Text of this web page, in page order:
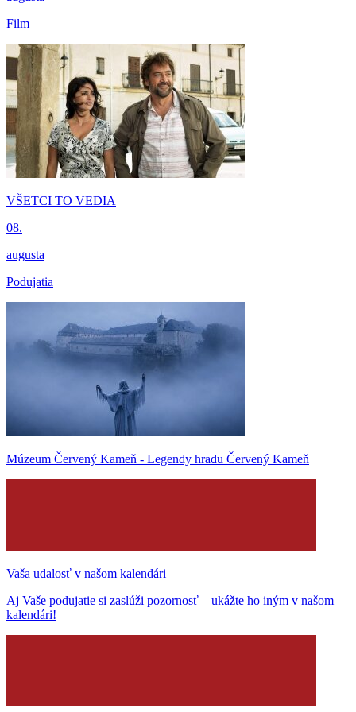
Film
VŠETCI TO VEDIA
08.
augusta
Podujatia
Múzeum Červený Kameň - Legendy hradu Červený Kameň
Vaša udalosť v našom kalendári
Aj Vaše podujatie si zaslúži pozornosť – ukážte ho iným v našom
kalendári!